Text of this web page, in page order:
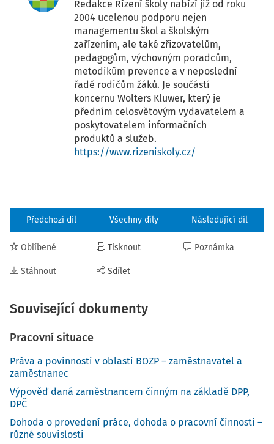
Redakce Řízení školy nabízí již od roku
2004 ucelenou podporu nejen
managementu škol a školským
zařízením, ale také zřizovatelům,
pedagogům, výchovným poradcům,
metodikům prevence a v neposlední
řadě rodičům žáků. Je součástí
koncernu Wolters Kluwer, který je
předním celosvětovým vydavatelem a
poskytovatelem informačních
produktů a služeb.
https://www.rizeniskoly.cz/
Předchozí díl Všechny díly Následující díl
Oblíbené
Stáhnout
Tisknout
Sdílet
Poznámka
Související dokumenty
Pracovní situace
Práva a povinnosti v oblasti BOZP – zaměstnavatel a
zaměstnanec
Výpověď daná zaměstnancem činným na základě DPP,
DPČ
Dohoda o provedení práce, dohoda o pracovní činnosti –
různé souvislosti